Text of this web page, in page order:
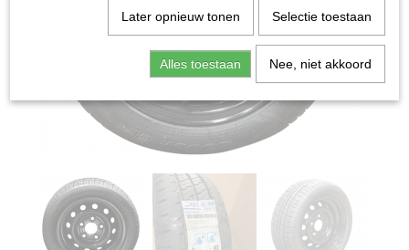
Later opnieuw tonen Selectie toestaan
Alles toestaan Nee, niet akkoord